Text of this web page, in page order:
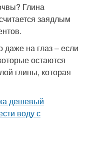
Глина
заядлым
на глаз – если
остаются
глины, которая